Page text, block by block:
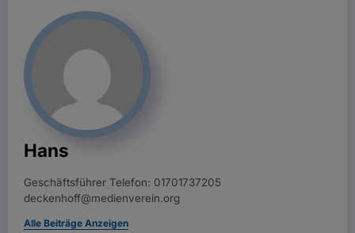
Hans
Geschäftsführer Telefon: 01701737205
deckenhoff@medienverein.org
Alle Beiträge Anzeigen